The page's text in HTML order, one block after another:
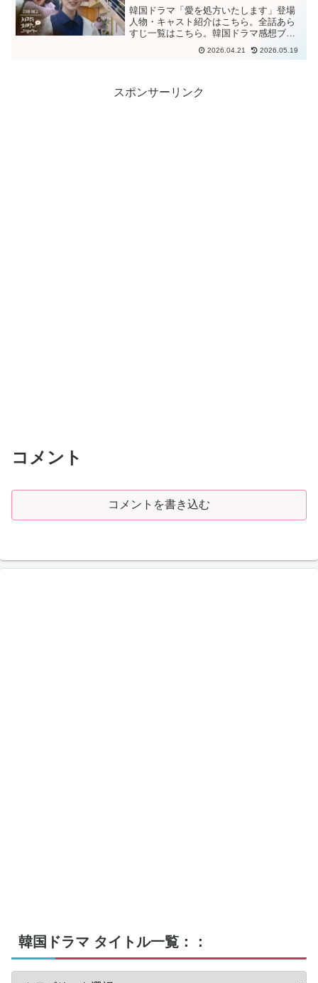
韓国ドラマ「愛を処方いたします」登場
人物・キャスト紹介はこちら。全話あら
すじ一覧はこちら。韓国ドラマ感想ブロ
グはこちら。から。韓国ドラマ「愛を処
方いたします」第２３話あらすじヘス達
2026.04.21 2026.05.19
スポンサーリンク
コメント
コメントを書き込む
韓国ドラマ タイトル一覧：：